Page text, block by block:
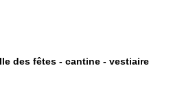
des fêtes - cantine - vestiaire